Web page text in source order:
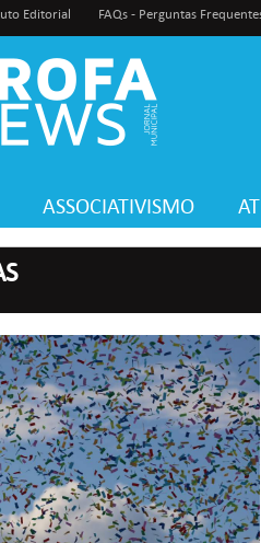
Editorial FAQs - Perguntas
ASSOCIATIVISMO